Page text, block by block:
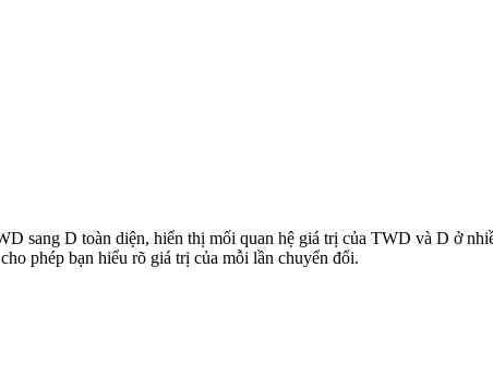
sang D toàn diện, hiển thị mối quan hệ giá trị của TWD và D ở
phép bạn hiểu rõ giá trị của mỗi lần chuyển đổi.